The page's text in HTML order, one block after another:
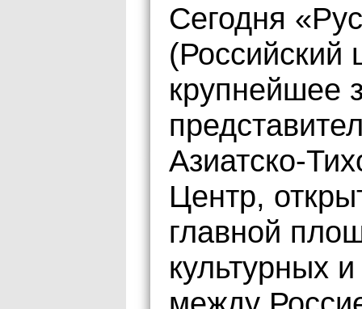
Сегодня
(Российский
крупнейшее
Азиатско-
Центр,
главной
культурных